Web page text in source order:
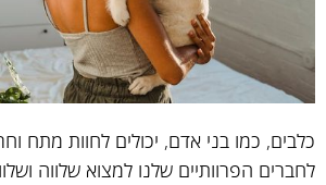
כלבים, כמו בני אדם, יכולים לחוות מתח
לחברים הפרוותיים שלנו למצוא שלווה